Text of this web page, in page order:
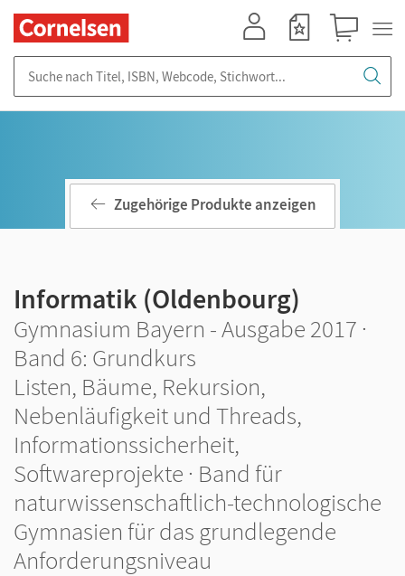
Zugehörige Produkte anzeigen
Informatik (Oldenbourg)
Gymnasium Bayern - Ausgabe 2017 ·
Band 6: Grundkurs
Listen, Bäume, Rekursion,
Nebenläufigkeit und Threads,
Informationssicherheit,
Softwareprojekte · Band für
naturwissenschaftlich-technologische
Gymnasien für das grundlegende
Anforderungsniveau